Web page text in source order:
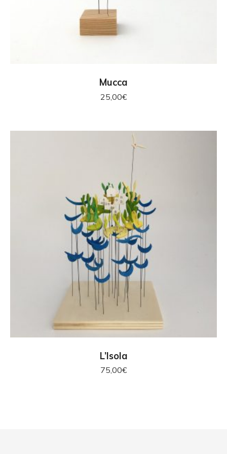
AGGIUNGI AL CARRELLO
Mucca
25,00€
AGGIUNGI AL CARRELLO
L’Isola
75,00€